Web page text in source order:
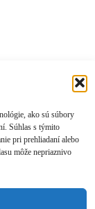
ako sú súbory
Súhlas s týmito
pri prehliadaní alebo
môže nepriaznivo
tento obsah